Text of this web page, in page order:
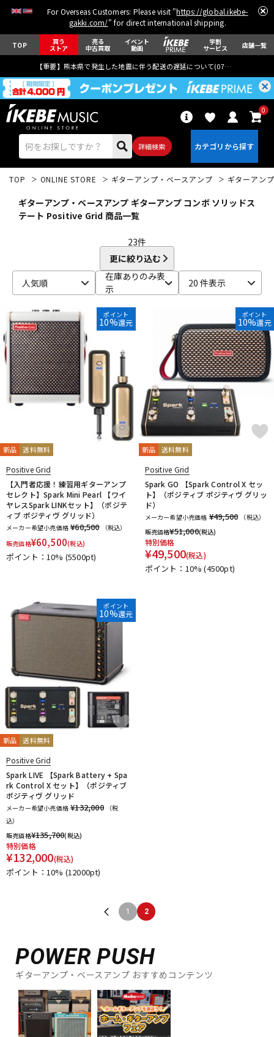
For Overseas Customers: Please visit "https://global.ikebe-
gakki.com/" for direct international shipping.
TOP 買う
ストア
売る
中古買取
イベント
動画
学割
サービス 店舗一覧
【重要】熊本県で発生した地震に伴う配送の遅延について(07月29日
詳細検索
0
ベース ウクレレ
ドラム パーカッション
キーボード 電子ピアノ
その他楽器
エフェクター
DJ機器 DTM
DTM オンライン納品 レコーディング機器
配信/ライブ機器
中古
TOP ONLINE STORE ギターアンプ・ベースアンプ ギターアンプ
ギターアンプ・ベースアンプ ギターアンプ コンボ ソリッドス
テート Positive Grid 商品一覧
23件
更に絞り込む
人気順
在庫ありのみ表
示
20 件表示
ポイント
10%還元
新品 送料無料
Positive Grid
【入門者応援！練習用ギターアンプ
セレクト】Spark Mini Pearl 【ワイ
ヤレスSpark LINKセット】（ポジテ
ィブ ポジティヴ グリッド）
メーカー希望小売価格 ¥60,500
（税込）
販売価格¥60,500(税込)
ポイント：10% (5500pt)
ポイント
10%還元
新品 送料無料
Positive Grid
Spark GO 【Spark Control X セッ
ト】（ポジティブ ポジティヴ グリッ
ド）
メーカー希望小売価格 ¥49,500
（税込）
販売価格¥51,000(税込)
特別価格
¥49,500(税込)
ポイント：10%(4500pt)
ポイント
10%還元
新品 送料無料
Positive Grid
Spark LIVE 【Spark Battery + Spa
rk Control X セット】（ポジティブ
ポジティヴ グリッド
メーカー希望小売価格 ¥132,000
（税
込）
販売価格¥135,700(税込)
特別価格
¥132,000(税込)
ポイント：10% (12000pt)
1 2
POWER PUSH
ギターアンプ・ベースアンプ おすすめコンテンツ